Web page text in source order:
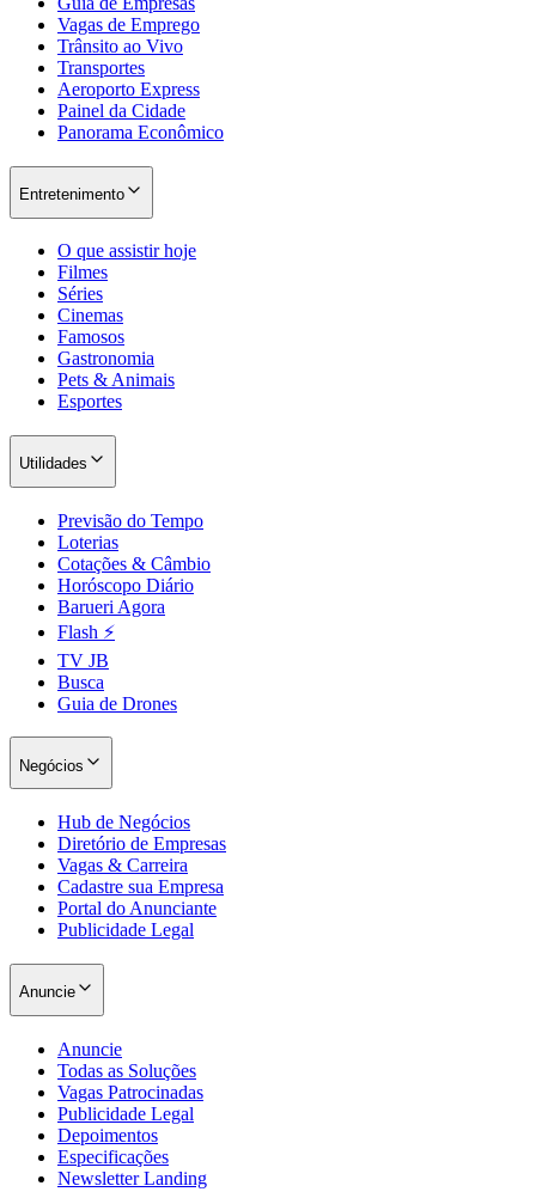
São Paulo
Santos
Vagas de Emprego
Trânsito ao Vivo
Transportes
Aeroporto Express
Painel da Cidade
Panorama Econômico
Entretenimento
O que assistir hoje
Filmes
Séries
Cinemas
Famosos
Gastronomia
Pets & Animais
Esportes
Utilidades
Previsão do Tempo
Loterias
Cotações & Câmbio
Horóscopo Diário
Barueri Agora
Flash ⚡
TV JB
Busca
Guia de Drones
Negócios
Hub de Negócios
Diretório de Empresas
Vagas & Carreira
Cadastre sua Empresa
Portal do Anunciante
Publicidade Legal
Anuncie
Anuncie
Todas as Soluções
Vagas Patrocinadas
Publicidade Legal
Depoimentos
Especificações
Newsletter Landing